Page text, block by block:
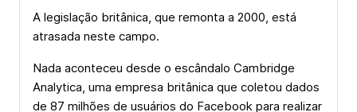
A legislação britânica, que remonta a 2000, está
atrasada neste campo.
Nada aconteceu desde o escândalo Cambridge
Analytica, uma empresa britânica que coletou dados
de 87 milhões de usuários do Facebook para realizar